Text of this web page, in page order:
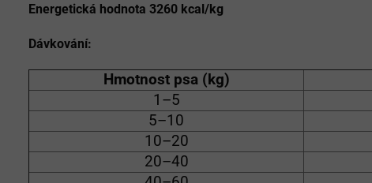
Energetická hodnota 3260 kcal/kg
Dávkování:
Hmotnost psa (kg)
1–5
5–10
10–20
20–40